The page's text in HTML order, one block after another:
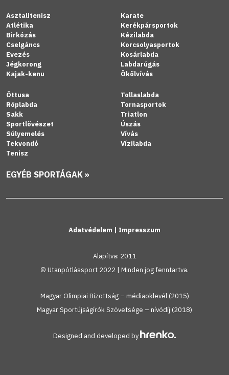
Asztalitenisz
Atlétika
Birkózás
Cselgáncs
Evezés
Jégkorong
Kajak-kenu
Karate
Kerékpársportok
Kézilabda
Korcsolyasportok
Kosárlabda
Labdarúgás
Ökölvívás
Öttusa
Röplabda
Sakk
Sportlövészet
Súlyemelés
Tekvondó
Tenisz
Tollaslabda
Tornasportok
Triatlon
Úszás
Vívás
Vízilabda
EGYÉB SPORTÁGAK »
Adatvédelem | Impresszum
Alapítva: 2011
© Utanpótlássport 2022 | Minden jog fenntartva.
Magyar Olimpiai Bizottság – médiaoklevél (2015)
Magyar Sportújságírók Szövetsége – nívódíj (2018)
Designed and developed by